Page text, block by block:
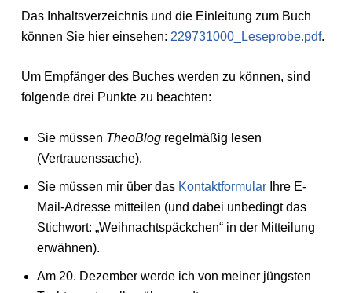
Das Inhaltsverzeichnis und die Einleitung zum Buch
können Sie hier einsehen: 229731000_Leseprobe.pdf.
Um Empfänger des Buches werden zu können, sind
folgende drei Punkte zu beachten:
Sie müssen TheoBlogregelmäßig lesen
(Vertrauenssache).
Sie müssen mir über das KontaktformularIhre E-
Mail-Adresse mitteilen (und dabei unbedingt das
Stichwort: „Weihnachtspäckchen“ in der Mitteilung
erwähnen).
Am 20. Dezember werde ich von meiner jüngsten